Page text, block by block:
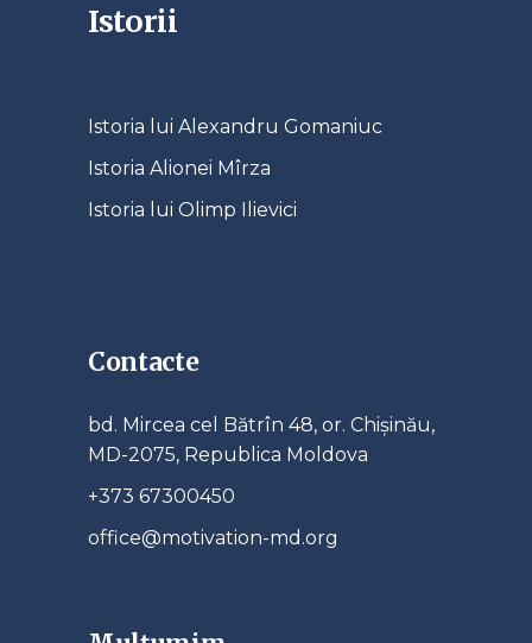
Istorii
Istoria lui Alexandru Gomaniuc
Istoria Alionei Mîrza
Istoria lui Olimp Ilievici
Contacte
bd. Mircea cel Bătrîn 48, or. Chișinău,
MD-2075, Republica Moldova
+373 67300450
office@motivation-md.org